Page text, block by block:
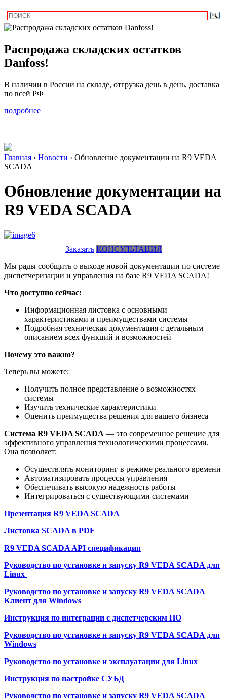
Распродажа складских остатков
Danfoss!
В наличии в России на складе, отгрузка день в день, доставка
по всей РФ
подробнее
Главная › Новости › Обновление документации на R9 VEDA
SCADA
Обновление документации на
R9 VEDA SCADA
Заказать КОНСУЛЬТАЦИЯ
Мы рады сообщить о выходе новой документации по системе
диспетчеризации и управления на базе R9 VEDA SCADA!
Что доступно сейчас:
Информационная листовка с основными
характеристиками и преимуществами системы
Подробная техническая документация с детальным
описанием всех функций и возможностей
Почему это важно?
Теперь вы можете:
Получить полное представление о возможностях
системы
Изучить технические характеристики
Оценить преимущества решения для вашего бизнеса
Система R9 VEDA SCADA — это современное решение для
эффективного управления технологическими процессами.
Она позволяет:
Осуществлять мониторинг в режиме реального времени
Автоматизировать процессы управления
Обеспечивать высокую надежность работы
Интегрироваться с существующими системами
Презентация R9 VEDA SCADA
Листовка SCADA в PDF
R9 VEDA SCADA API спецификация
Руководство по установке и запуску R9 VEDA SCADA для
Linux
Руководство по установке и запуску R9 VEDA SCADA
Клиент для Windows
Инструкция по интеграции с диспетчерским ПО
Руководство по установке и запуску R9 VEDA SCADA для
Windows
Руководство по установке и эксплуатации для Linux
Инструкция по настройке СУБД
Руководство по установке и запуску R9 VEDA SCADA